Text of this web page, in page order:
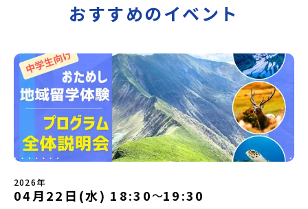
おすすめのイベント
2026年
04月22日(水) 18:30〜19:30